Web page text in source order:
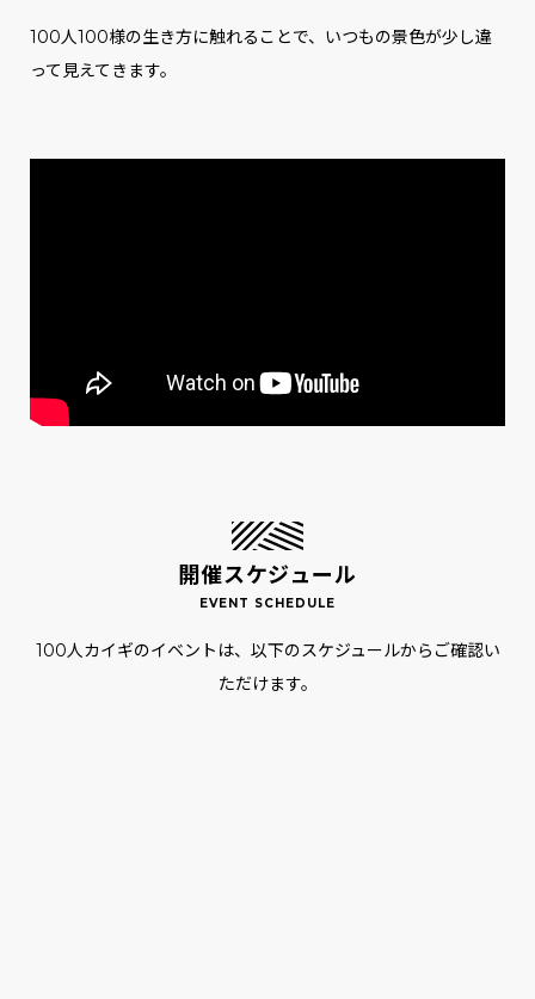
100人100様の生き方に触れることで、いつもの景色が少し違
って見えてきます。
開催スケジュール
100人カイギのイベントは、以下のスケジュールからご確認い
ただけます。